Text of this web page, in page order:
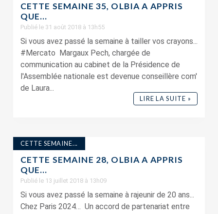
CETTE SEMAINE 35, OLBIA A APPRIS
QUE…
Publié le 31 août 2018 à 13h55
Si vous avez passé la semaine à tailler vos crayons...
#Mercato Margaux Pech, chargée de
communication au cabinet de la Présidence de
l'Assemblée nationale est devenue conseillère com'
de Laura...
LIRE LA SUITE »
CETTE SEMAINE...
CETTE SEMAINE 28, OLBIA A APPRIS
QUE…
Publié le 13 juillet 2018 à 13h09
Si vous avez passé la semaine à rajeunir de 20 ans...
Chez Paris 2024… Un accord de partenariat entre